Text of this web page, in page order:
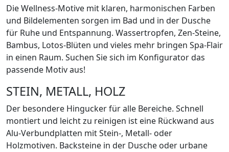
Die Wellness-Motive mit klaren, harmonischen Farben
und Bildelementen sorgen im Bad und in der Dusche
für Ruhe und Entspannung. Wassertropfen, Zen-Steine,
Bambus, Lotos-Blüten und vieles mehr bringen Spa-Flair
in einen Raum. Suchen Sie sich im Konfigurator das
passende Motiv aus!
STEIN, METALL, HOLZ
Der besondere Hingucker für alle Bereiche. Schnell
montiert und leicht zu reinigen ist eine Rückwand aus
Alu-Verbundplatten mit Stein-, Metall- oder
Holzmotiven. Backsteine in der Dusche oder urbane